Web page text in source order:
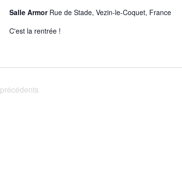
Salle Armor Rue de Stade, Vezin-le-Coquet, France
C'est la rentrée !
précédents